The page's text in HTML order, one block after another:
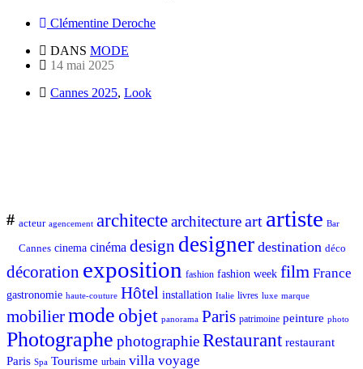
Clémentine Deroche
DANS MODE
14 mai 2025
Cannes 2025, Look
# acteur agencement architectearchitectureart artiste Bar
Cannes cinema cinéma design designer destination déco
décoration exposition fashion fashion week film France
gastronomie haute-couture Hôtel installation Italie livres luxe marque
mobiliermode objet panorama Paris patrimoine peinture photo
Photographe photographieRestaurant restaurant
Paris Spa Tourisme urbain villa voyage